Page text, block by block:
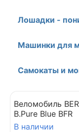
Лошадки -
Машинки для
Самокаты и
Веломобиль
B.Pure Blue BFR
В наличии